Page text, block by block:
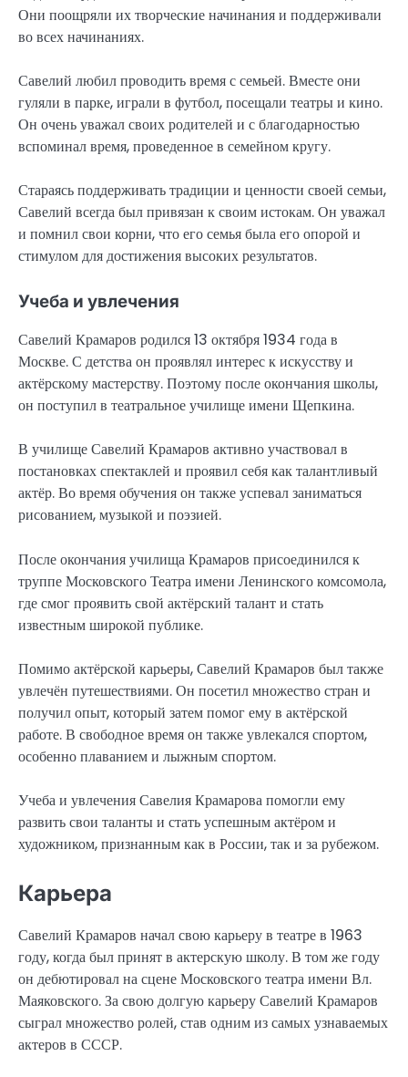
Они поощряли их творческие начинания и поддерживали
во всех начинаниях.
Савелий любил проводить время с семьей. Вместе они
гуляли в парке, играли в футбол, посещали театры и кино.
Он очень уважал своих родителей и с благодарностью
вспоминал время, проведенное в семейном кругу.
Стараясь поддерживать традиции и ценности своей семьи,
Савелий всегда был привязан к своим истокам. Он уважал
и помнил свои корни, что его семья была его опорой и
стимулом для достижения высоких результатов.
Учеба и увлечения
Савелий Крамаров родился 13 октября 1934 года в
Москве. С детства он проявлял интерес к искусству и
актёрскому мастерству. Поэтому после окончания школы,
он поступил в театральное училище имени Щепкина.
В училище Савелий Крамаров активно участвовал в
постановках спектаклей и проявил себя как талантливый
актёр. Во время обучения он также успевал заниматься
рисованием, музыкой и поэзией.
После окончания училища Крамаров присоединился к
труппе Московского Театра имени Ленинского комсомола,
где смог проявить свой актёрский талант и стать
известным широкой публике.
Помимо актёрской карьеры, Савелий Крамаров был также
увлечён путешествиями. Он посетил множество стран и
получил опыт, который затем помог ему в актёрской
работе. В свободное время он также увлекался спортом,
особенно плаванием и лыжным спортом.
Учеба и увлечения Савелия Крамарова помогли ему
развить свои таланты и стать успешным актёром и
художником, признанным как в России, так и за рубежом.
Карьера
Савелий Крамаров начал свою карьеру в театре в 1963
году, когда был принят в актерскую школу. В том же году
он дебютировал на сцене Московского театра имени Вл.
Маяковского. За свою долгую карьеру Савелий Крамаров
сыграл множество ролей, став одним из самых узнаваемых
актеров в СССР.